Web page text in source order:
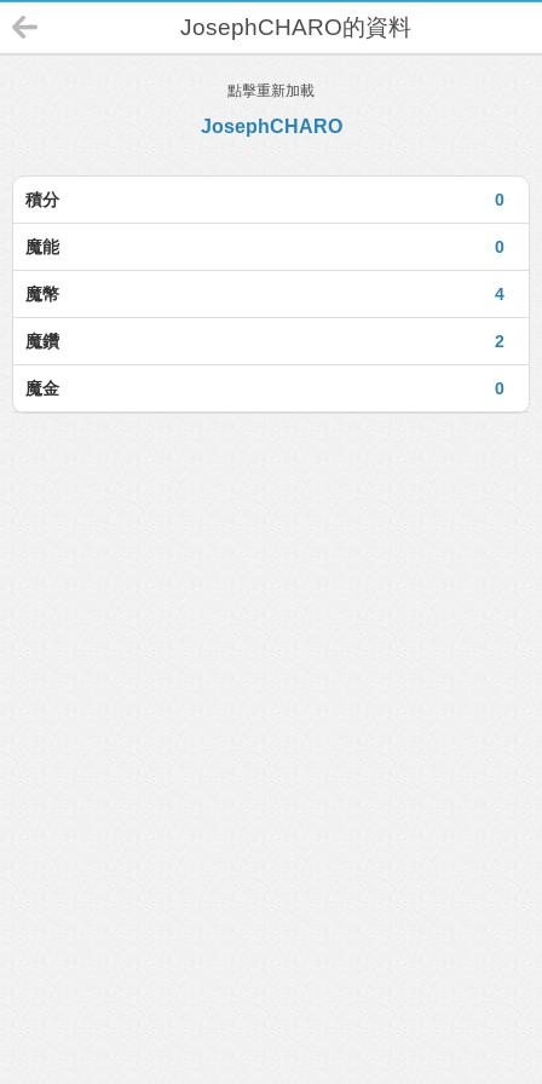
JosephCHARO的資料
點擊重新加載
JosephCHARO
0
積分
0
魔能
4
魔幣
2
魔鑽
0
魔金